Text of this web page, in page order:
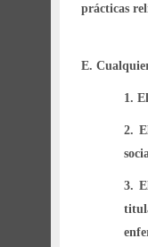
prácticas
E.
1.
2.
3.